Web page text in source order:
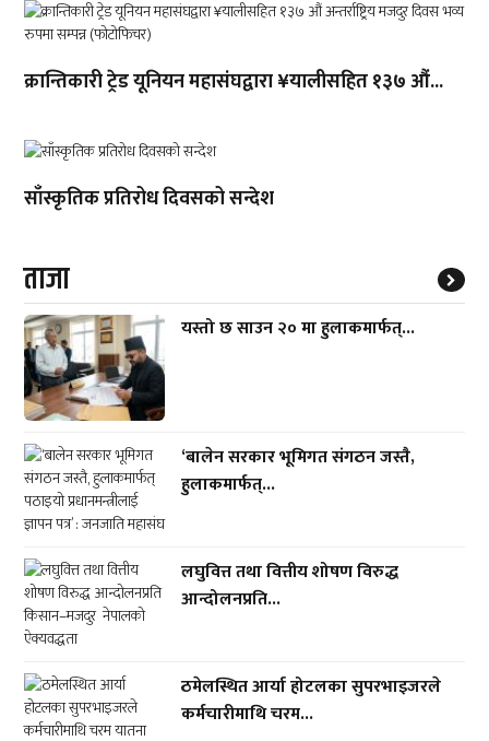
क्रान्तिकारी ट्रेड यूनियन महासंघद्वारा ¥यालीसहित १३७ औं...
साँस्कृतिक प्रतिरोध दिवसको सन्देश
ताजा
यस्तो छ साउन २० मा हुलाकमार्फत्...
‘बालेन सरकार भूमिगत संगठन जस्तै,
हुलाकमार्फत्...
लघुवित्त तथा वित्तीय शोषण विरुद्ध
आन्दोलनप्रति...
ठमेलस्थित आर्या होटलका सुपरभाइजरले
कर्मचारीमाथि चरम...